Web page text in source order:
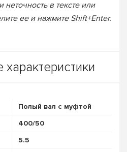
в тексте или
ее и нажмите Shift+Enter.
характеристики
Полый вал с муфтой
400/50
5.5